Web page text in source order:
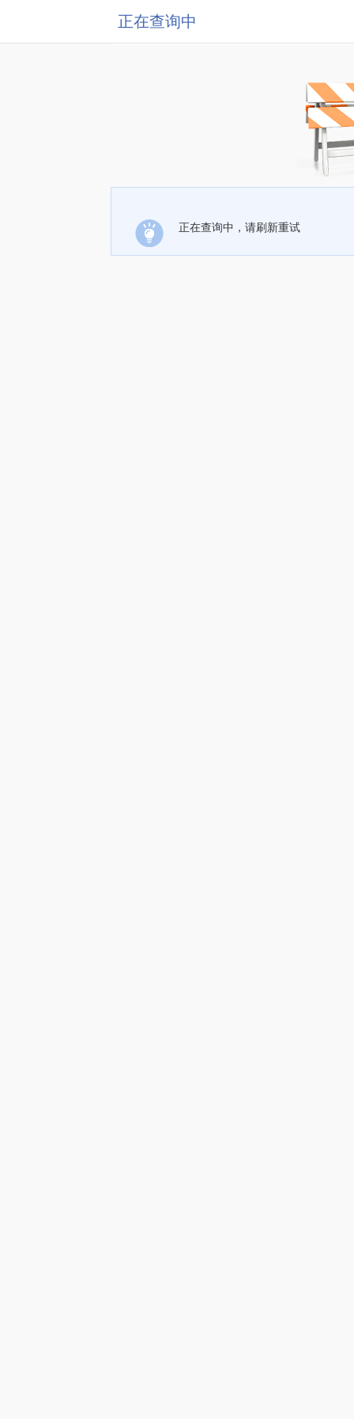
正在查询中
正在查询中，请刷新重试